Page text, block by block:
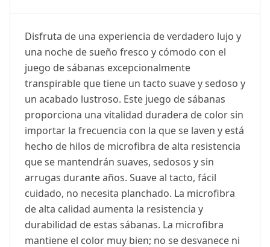
Disfruta de una experiencia de verdadero lujo y
una noche de sueño fresco y cómodo con el
juego de sábanas excepcionalmente
transpirable que tiene un tacto suave y sedoso y
un acabado lustroso. Este juego de sábanas
proporciona una vitalidad duradera de color sin
importar la frecuencia con la que se laven y está
hecho de hilos de microfibra de alta resistencia
que se mantendrán suaves, sedosos y sin
arrugas durante años. Suave al tacto, fácil
cuidado, no necesita planchado. La microfibra
de alta calidad aumenta la resistencia y
durabilidad de estas sábanas. La microfibra
mantiene el color muy bien; no se desvanece ni